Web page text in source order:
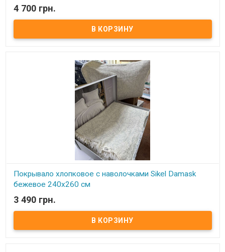
В наличии
Постельное белье из вареного хлопка с двойными рюшами
Mercan Размер евро: пододеяльник: 200х220 см простынь:
240х260 см наволочки: 2 шт 50х70 см гладкие наволочки: 2 шт
4 700 грн.
Покрывало хлопковое с наволочками Sikel Damask
бежевое 240х260 см
В наличии
Покрывало хлопковое с наволочками Sikel с рисунком Размер
покрывала: 240х260 см Наволочки: 50х70 см (2шт) Состав: 100%
хлопок Упаковка: картонная коробка Производитель: Sikel
3 490 грн.